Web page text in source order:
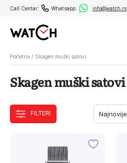
Call Centar: Whatsapp: info@watch.rs
Početna / Skagen muški satovi
Skagen muški satovi
FILTERI